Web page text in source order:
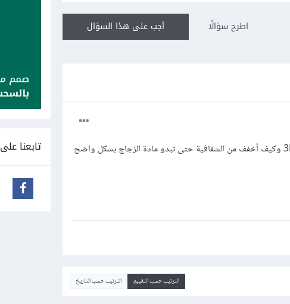
أجب على هذا السؤال اطرح سؤالًا
كيف أصنع مادة الزجاج الشفافة وما هي إعداداتها في برنامج 3D MAX وكيف أخفف من الشفافية حتى تبدو مادة الزجاج بشكل واضح
الترتيب حسب التقييم الترتيب حسب التاريخ
تابعنا على